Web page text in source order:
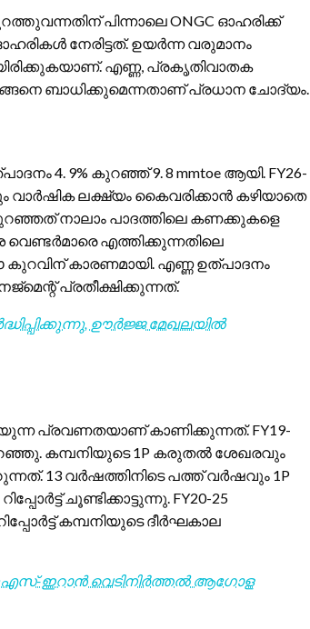
പിന്നാലെ ONGC ഓഹരിക്ക്
നേരിട്ടത്. ഉയർന്ന വരുമാനം
എണ്ണ, പ്രകൃതിവാതക
ബാധിക്കുമെന്നതാണ് പ്രധാന ചോദ്യം.
4. 9% കുറഞ്ഞ് 9. 8 mmtoe ആയി. FY26-
വാർഷിക ലക്ഷ്യം കൈവരിക്കാൻ കഴിയാതെ
കുറഞ്ഞത് നാലാം പാദത്തിലെ കണക്കുകളെ
വെണ്ടർമാരെ എത്തിക്കുന്നതിലെ
കാരണമായി. എണ്ണ ഉത്പാദനം
പ്രതീക്ഷിക്കുന്നത്.
ഊർജ്ജ മേഖലയിൽ
പ്രവണതയാണ് കാണിക്കുന്നത്. FY19-
കുറഞ്ഞു. കമ്പനിയുടെ 1P കരുതൽ ശേഖരവും
13 വർഷത്തിനിടെ പത്ത് വർഷവും 1P
ചൂണ്ടിക്കാട്ടുന്നു. FY20-25
കമ്പനിയുടെ ദീർഘകാല
ഇറാൻ വെടിനിർത്തൽ ആഗോള